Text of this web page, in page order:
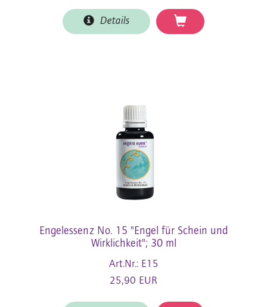
Details
Engelessenz No. 15 "Engel für Schein und
Wirklichkeit"; 30 ml
Art.Nr.: E15
25,90 EUR